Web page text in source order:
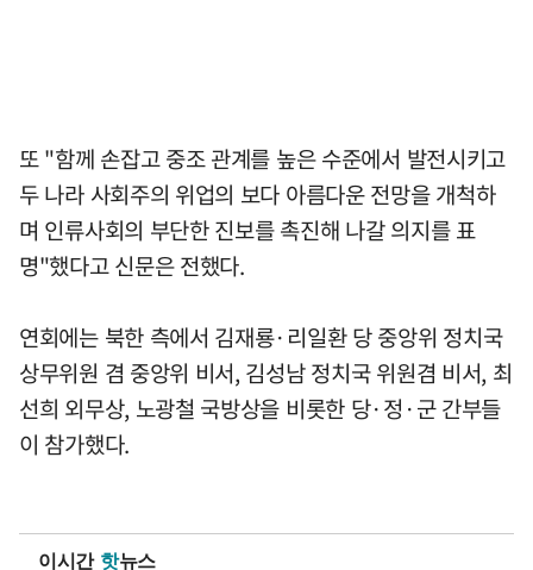
또 "함께 손잡고 중조 관계를 높은 수준에서 발전시키고
두 나라 사회주의 위업의 보다 아름다운 전망을 개척하
며 인류사회의 부단한 진보를 촉진해 나갈 의지를 표
명"했다고 신문은 전했다.
연회에는 북한 측에서 김재룡·리일환 당 중앙위 정치국
상무위원 겸 중앙위 비서, 김성남 정치국 위원겸 비서, 최
선희 외무상, 노광철 국방상을 비롯한 당·정·군 간부들
이 참가했다.
이시간 핫뉴스